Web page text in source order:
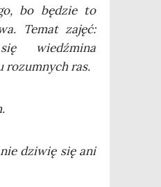
bo będzie to
Temat zajęć:
wiedź­mi­na
rozum­nych ras.
dzi­wię się ani